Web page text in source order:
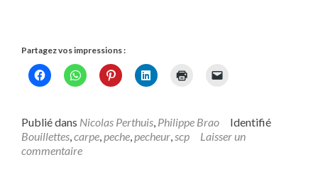
Partagez vos impressions :
Publié dans Nicolas Perthuis, Philippe Brao
Identifié
Bouillettes,carpe,peche,pecheur,scp
Laisser un
commentaire